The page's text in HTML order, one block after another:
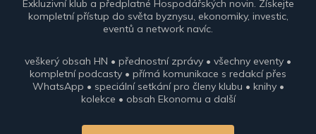
Exkluzivní klub a předplatné Hospodářských novin. Získejte
kompletní přístup do světa byznysu, ekonomiky, investic,
eventů a network navíc.
veškerý obsah HN • přednostní zprávy • všechny eventy •
kompletní podcasty • přímá komunikace s redakcí přes
WhatsApp • speciální setkání pro členy klubu • knihy •
kolekce • obsah Ekonomu a další